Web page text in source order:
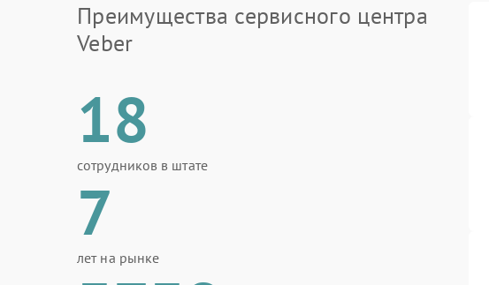
Преимущества сервисного центра
Veber
18
сотрудников в штате
7
лет на рынке